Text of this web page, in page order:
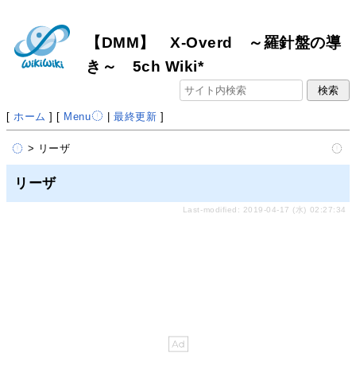
【DMM】 X-Overd ～羅針盤の導
き～ 5ch Wiki*
[ ホーム ] [ Menu |最終更新 ]
> リーザ
リーザ
Last-modified: 2019-04-17 (水) 02:27:34